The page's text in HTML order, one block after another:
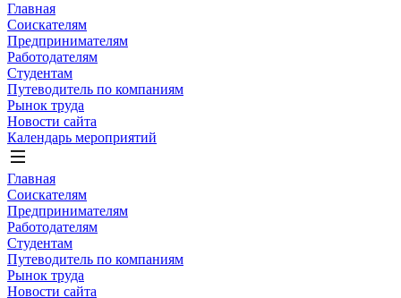
Главная
Соискателям
Предпринимателям
Работодателям
Студентам
Путеводитель по компаниям
Рынок труда
Новости сайта
Календарь мероприятий
Главная
Соискателям
Предпринимателям
Работодателям
Студентам
Путеводитель по компаниям
Рынок труда
Новости сайта